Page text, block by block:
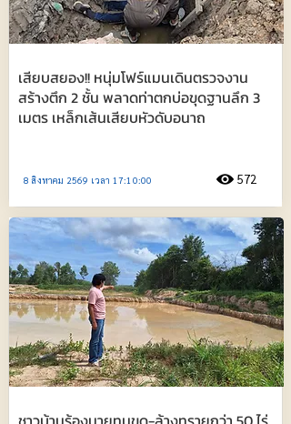
เสียบสยอง!! หนุ่มโฟร์แมนเดินตรวจงาน
สร้างตึก 2 ชั้น พลาดท่าตกบ่อขุดฐานลึก 3
เมตร เหล็กเส้นเสียบหัวดับอนาถ
8 สิงหาคม 2569 เวลา 17:10:00 572